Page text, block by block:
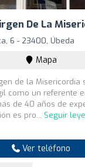
De La
6 - 23400, Úbeda
Mapa
de la Misericordia
como un referente
de 40 años de
es pro... Seguir
Ver teléfono